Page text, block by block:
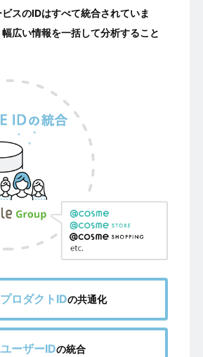
スのIDはすべて統合されていま
広い情報を一括して分析すること
プロダクトIDの共通化
ユーザーIDの統合